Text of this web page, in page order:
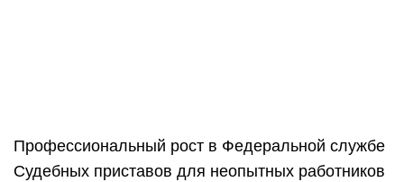
Профессиональный рост в Федеральной службе
Судебных приставов для неопытных работников